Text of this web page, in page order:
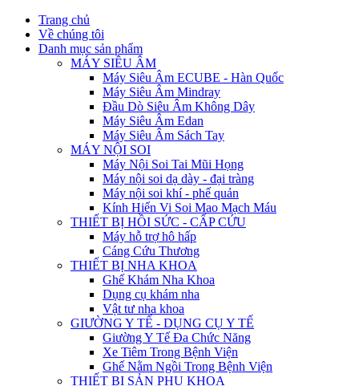
Trang chủ
Về chúng tôi
Danh mục sản phẩm
MÁY SIÊU ÂM
Máy Siêu Âm ECUBE - Hàn Quốc
Máy Siêu Âm Mindray
Đầu Dò Siêu Âm Không Dây
Máy Siêu Âm Edan
Máy Siêu Âm Sách Tay
MÁY NỘI SOI
Máy Nội Soi Tai Mũi Họng
Máy nội soi dạ dày - đại tràng
Máy nội soi khí - phế quản
Kính Hiển Vi Soi Mao Mạch Máu
THIẾT BỊ HỒI SỨC - CẤP CỨU
Máy hỗ trợ hô hấp
Cáng Cứu Thương
THIẾT BỊ NHA KHOA
Ghế Khám Nha Khoa
Dụng cụ khám nha
Vật tư nha khoa
GIƯỜNG Y TẾ - DỤNG CỤ Y TẾ
Giường Y Tế Đa Chức Năng
Xe Tiêm Trong Bệnh Viện
Ghế Nằm Ngồi Trong Bệnh Viện
THIẾT BỊ SẢN PHỤ KHOA